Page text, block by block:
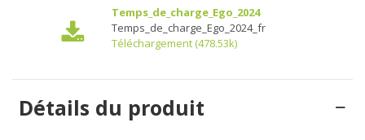
Temps_de_charge_Ego_2024
Temps_de_charge_Ego_2024_fr
Téléchargement (478.53k)
Détails du produit